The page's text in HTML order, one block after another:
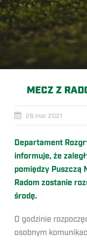
MECZ Z
26 mar 2021
Departament
informuje, że
pomiędzy Puszczą
Radom zostanie
środę.
O godzinie
osobnym